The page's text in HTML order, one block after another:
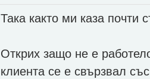
Така както ми каза почти
Открих защо не е
клиента се е свързвал